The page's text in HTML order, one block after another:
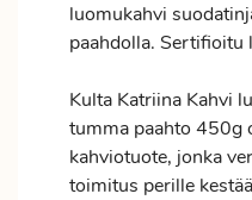
luomukahvi
paahdolla. Sertifioitu
Kulta Katriina Kahvi
tumma paahto 450g
kahviotuote, jonka
toimitus perille